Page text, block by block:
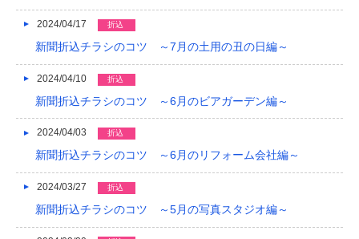
2024/04/17 折込
新聞折込チラシのコツ ～7月の土用の丑の日編～
2024/04/10 折込
新聞折込チラシのコツ ～6月のビアガーデン編～
2024/04/03 折込
新聞折込チラシのコツ ～6月のリフォーム会社編～
2024/03/27 折込
新聞折込チラシのコツ ～5月の写真スタジオ編～